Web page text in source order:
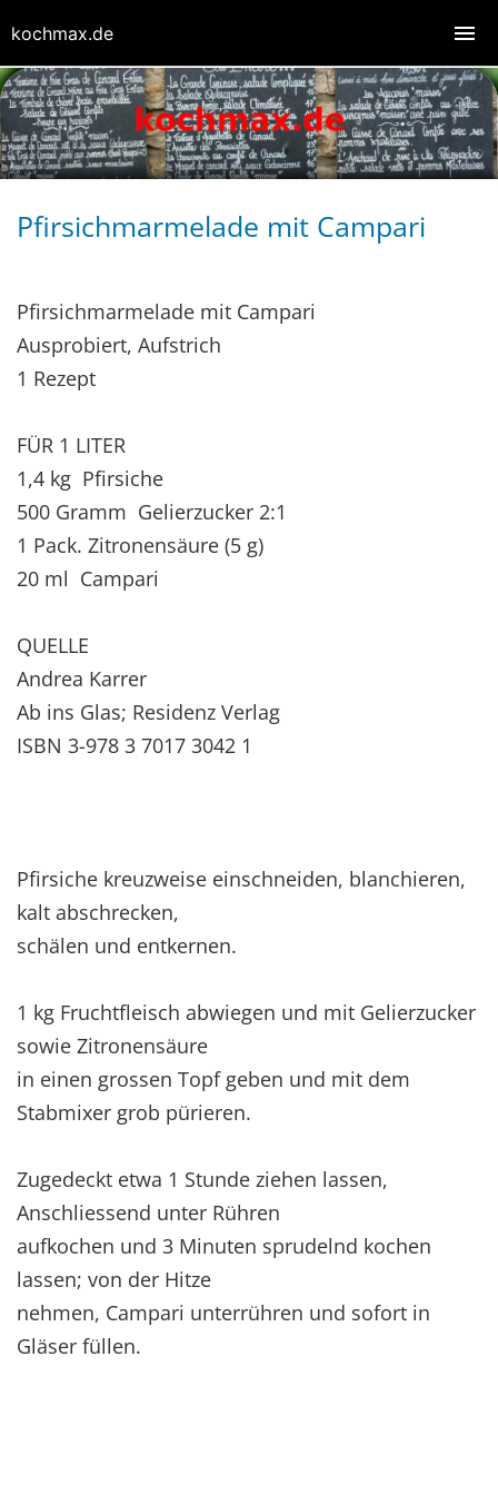
Pfirsichmarmelade mit Campari
Pfirsichmarmelade mit Campari
Ausprobiert, Aufstrich
1 Rezept
FÜR 1 LITER
1,4 kg Pfirsiche
500 Gramm Gelierzucker 2:1
1 Pack. Zitronensäure (5 g)
20 ml Campari
QUELLE
Andrea Karrer
Ab ins Glas; Residenz Verlag
ISBN 3-978 3 7017 3042 1
Pfirsiche kreuzweise einschneiden, blanchieren,
kalt abschrecken,
schälen und entkernen.
1 kg Fruchtfleisch abwiegen und mit Gelierzucker
sowie Zitronensäure
in einen grossen Topf geben und mit dem
Stabmixer grob pürieren.
Zugedeckt etwa 1 Stunde ziehen lassen,
Anschliessend unter Rühren
aufkochen und 3 Minuten sprudelnd kochen
lassen; von der Hitze
nehmen, Campari unterrühren und sofort in
Gläser füllen.
kochmax.de